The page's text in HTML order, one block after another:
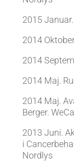
2015
2014
2014
2014 Maj.
2014 Maj.
Berger. WeCa
2013 Juni.
i
Nordlys